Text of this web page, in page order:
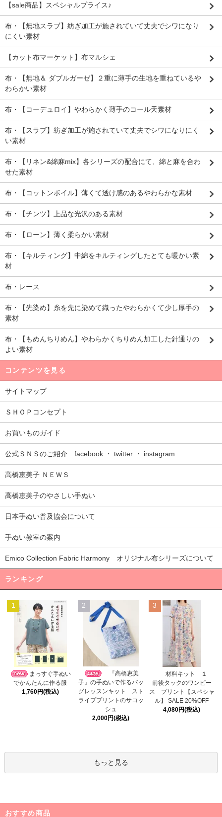
【sale商品】スペシャルプライス♪
布・【無地スラブ】紡ぎ加工が施されていて丈夫でシワになり
にくい素材
【カット布マーケット】布マルシェ
布・【無地＆ ダブルガーゼ】２重に薄手の生地を重ねているや
わらかい素材
布・【コーデュロイ】やわらかく薄手のコール天素材
布・【スラブ】紡ぎ加工が施されていて丈夫でシワになりにく
い素材
布・【リネン&綿麻mix】各シリーズの配合にて、綿と麻を合わ
せた素材
布・【コットンボイル】薄くて透け感のあるやわらかな素材
布・【チンツ】上品な光沢のある素材
布・【ローン】薄く柔らかい素材
布・【キルティング】中綿をキルティングしたとても暖かい素
材
布・レース
布・【先染め】糸を先に染めて織ったやわらかくて少し厚手の
素材
布・【もめんちりめん】やわらかくちりめん加工した針通りの
よい素材
コンテンツを見る
サイトマップ
ＳＨＯＰコンセプト
お買いものガイド
公式ＳＮＳのご紹介 facebook ・ twitter ・ instagram
高橋恵美子 ＮＥＷＳ
高橋恵美子のやさしい手ぬい
日本手ぬい普及協会について
手ぬい教室の案内
Emico Collection Fabric Harmony オリジナル布シリーズについて
ランキング
1
まっすぐ手ぬい
でかんたんに作る服
1,760円(税込)
2
『高橋恵美
子』の手ぬいで作るバッ
グレッスンキット スト
ライププリントのサコッ
シュ
2,000円(税込)
3
材料キット １
前後タックのワンピー
ス プリント【スペシャ
ル】 SALE 20%OFF
4,080円(税込)
もっと見る
おすすめ商品